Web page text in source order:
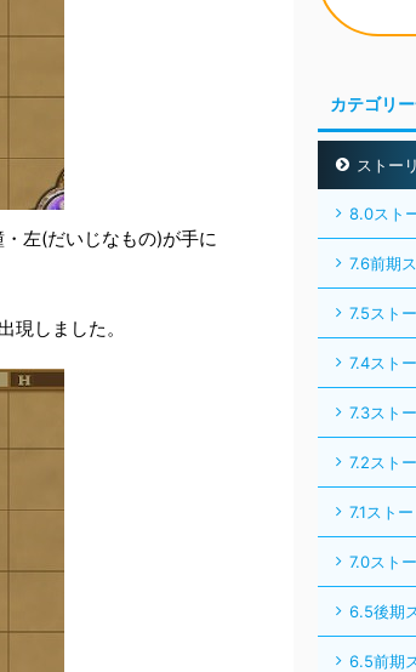
左(だいじなもの)が手に
しました。
カテゴリ
ストー
8.0スト
7.6前期
7.5スト
7.4スト
7.3スト
7.2スト
7.1スト
7.0スト
6.5後期
6.5前期